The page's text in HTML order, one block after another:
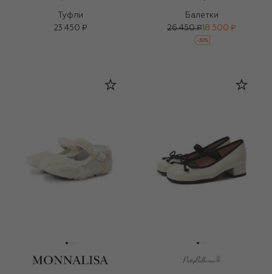
Туфли
23 450 ₽
Балетки
26 450 ₽ 18 500 ₽
-30%